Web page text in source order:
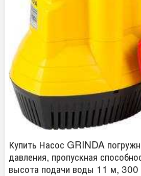
Купить Насос GRINDA
давления, пропускная
высота подачи воды 11 м, 300